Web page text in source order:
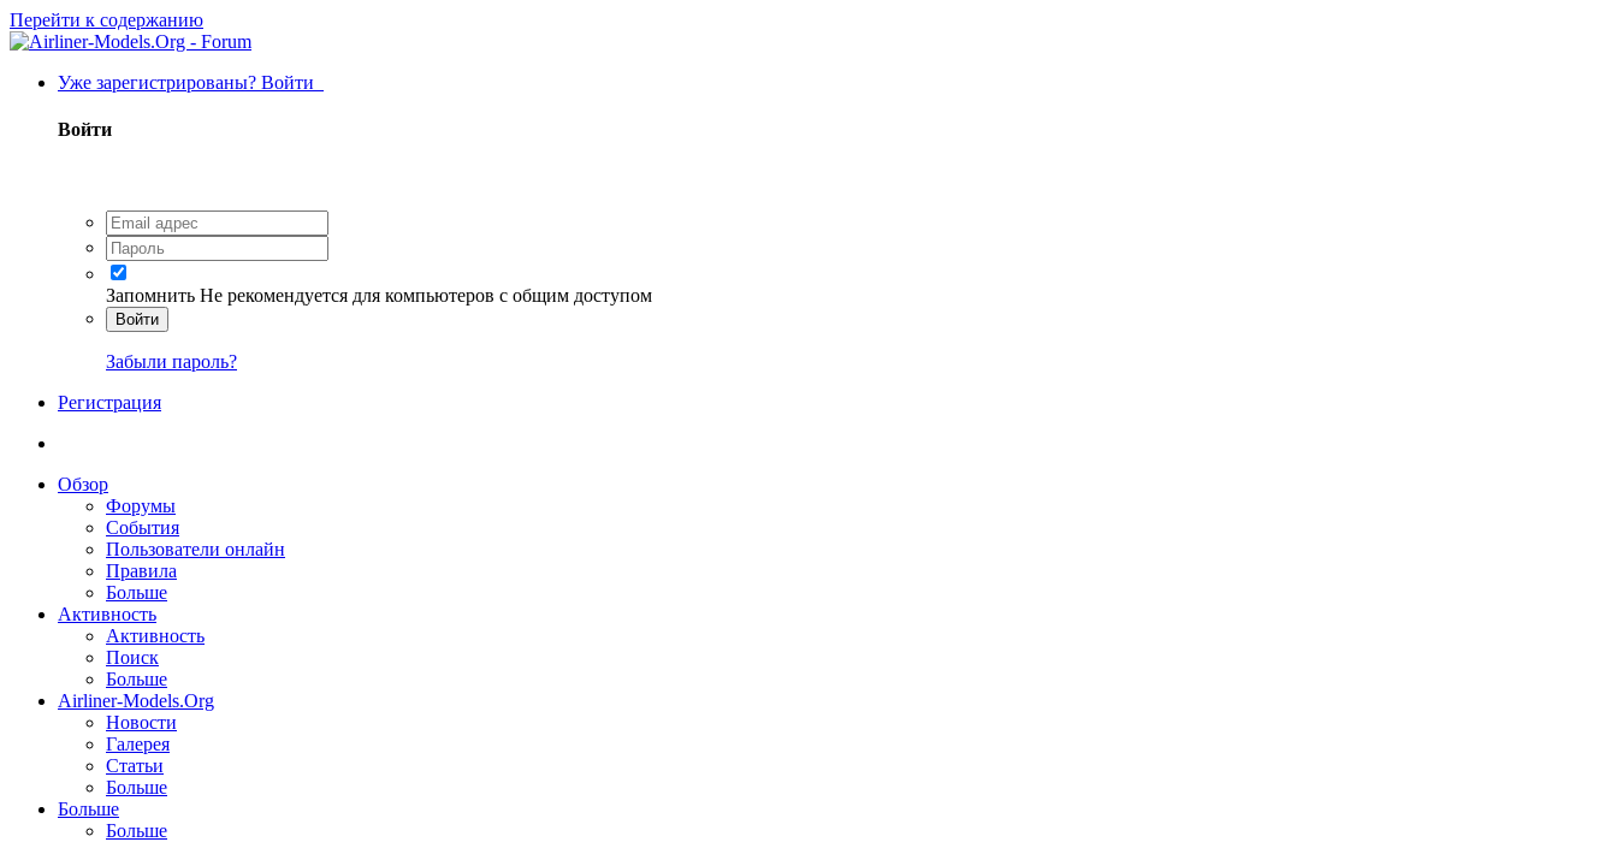
Перейти к содержанию
Уже зарегистрированы? Войти
Войти
Запомнить Не рекомендуется для компьютеров с общим доступом
Войти
Забыли пароль?
Регистрация
Обзор
Форумы
События
Пользователи онлайн
Правила
Больше
Активность
Активность
Поиск
Больше
Airliner-Models.Org
Новости
Галерея
Статьи
Больше
Больше
Больше